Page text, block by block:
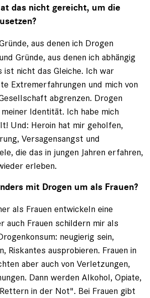
das nicht gereicht, um die
aus denen ich Drogen
Gründe, aus denen ich abhängig
ist nicht das Gleiche. Ich war
Extremerfahrungen und mich von
abgrenzen. Drogen
Identität. Ich habe mich
Und: Heroin hat mir geholfen,
Versagensangst und
die das in jungen Jahren er­fahren,
erleben.
mit Drogen um als Frauen?
als Frauen entwickeln eine
auch Frauen schildern mir als
neugierig sein,
Riskantes ausprobieren. Frauen in
aber auch von Verletzungen,
Dann werden Alkohol, Opiate,
in der Not". Bei Frauen gibt